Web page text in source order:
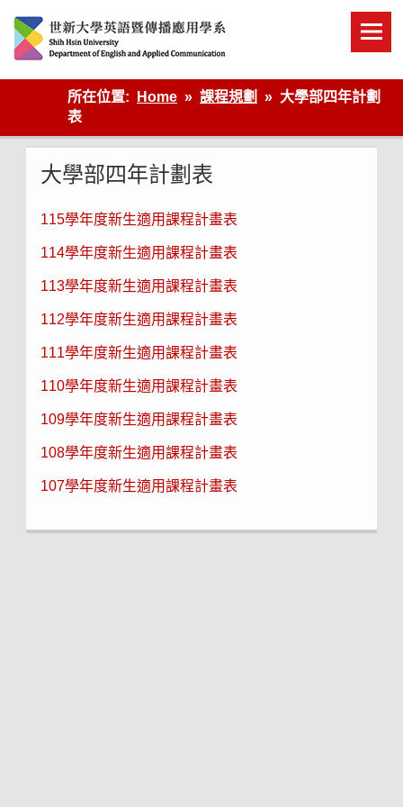
content
英語傳播
所在位置:
Home 課程規劃
大學部四年計劃
表
大學部四年計劃表
115學年度新生適用課程計畫表
114學年度新生適用課程計畫表
113學年度新生適用課程計畫表
112學年度新生適用課程計畫表
111學年度新生適用課程計畫表
110學年度新生適用課程計畫表
109學年度新生適用課程計畫表
108學年度新生適用課程計畫表
107學年度新生適用課程計畫表